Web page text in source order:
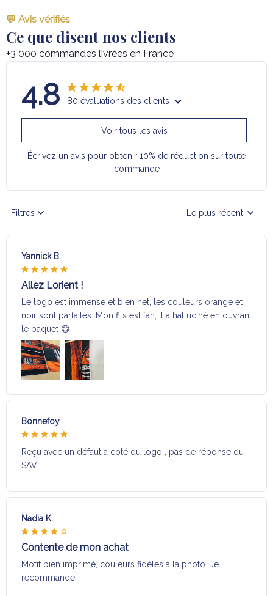
💬 Avis vérifiés
Ce que disent nos clients
+3 000 commandes livrées en France
4.8 80 évaluations des clients
Voir tous les avis
Écrivez un avis pour obtenir 10% de réduction sur toute
commande
Filtres Le plus récent
Yannick B.
Allez Lorient !
Le logo est immense et bien net, les couleurs orange et
noir sont parfaites. Mon fils est fan, il a halluciné en ouvrant
le paquet 😄
Bonnefoy
Reçu avec un défaut a coté du logo , pas de réponse du
SAV …
Nadia K.
Contente de mon achat
Motif bien imprimé, couleurs fidèles à la photo. Je
recommande.